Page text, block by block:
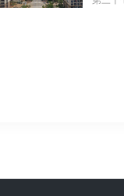
债权债